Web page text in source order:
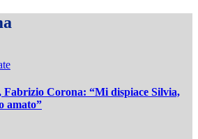
Corona: “Mi dispiace Silvia,
amato”